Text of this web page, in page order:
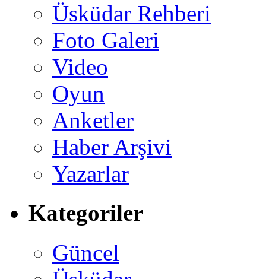
Üsküdar Rehberi
Foto Galeri
Video
Oyun
Anketler
Haber Arşivi
Yazarlar
Kategoriler
Güncel